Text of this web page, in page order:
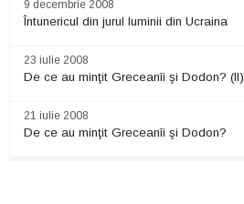
9 decembrie 2008
Întunericul din jurul luminii din Ucraina
23 iulie 2008
De ce au minţit Greceanîi şi Dodon? (II)
21 iulie 2008
De ce au minţit Greceanîi şi Dodon?